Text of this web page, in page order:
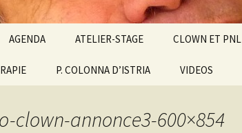
AGENDA ATELIER-STAGE
ATELIERS PARIS
FONTAINEBLEAU
CLOWN ET PNL
P. COLONNA D’ISTRIA VIDEOS
clown-annonce3-600×854